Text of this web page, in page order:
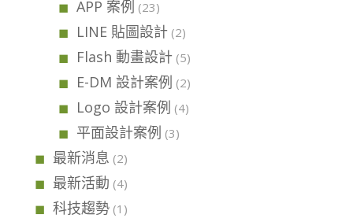
APP 案例 (23)
LINE 貼圖設計(2)
Flash 動畫設計(5)
E-DM 設計案例 (2)
Logo 設計案例 (4)
平面設計案例 (3)
最新消息 (2)
最新活動 (4)
科技趨勢(1)